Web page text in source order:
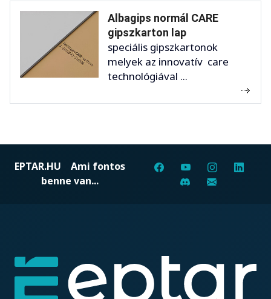
Albagips normál CARE
gipszkarton lap
speciális gipszkartonok
melyek az innovatív care
technológiával ...
EPTAR.HU Ami fontos
benne van...